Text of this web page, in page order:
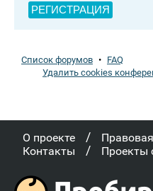
РЕГИСТРАЦИЯ
Список форумов • FAQ
Удалить cookies
О проекте /
Контакты / Проекты